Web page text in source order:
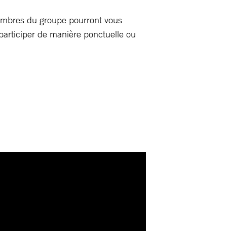
du groupe pourront vous
de manière ponctuelle ou